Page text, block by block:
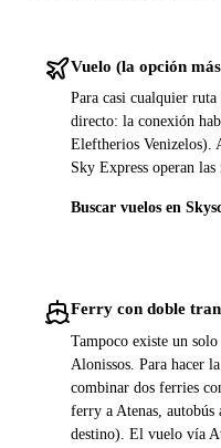
Vuelo (la opción
Para casi cualquier
directo: la conexión
Eleftherios Venizelos).
Sky Express operan las
Buscar vuelos en
Ferry con doble
Tampoco existe un
Alonissos. Para hacer
combinar dos ferries
ferry a Atenas,
destino). El vuelo vía